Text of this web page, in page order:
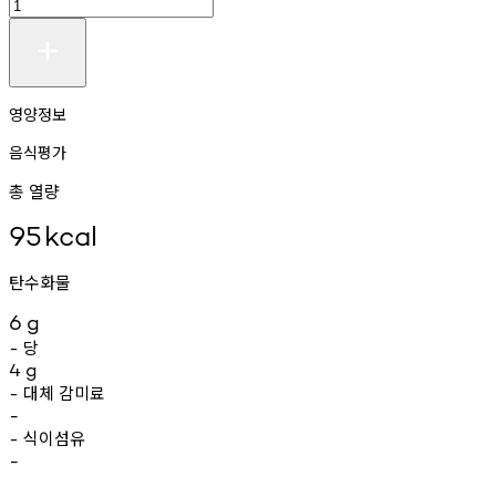
영양정보
음식평가
총 열량
95kcal
탄수화물
6 g
- 당
4 g
- 대체 감미료
-
- 식이섬유
-